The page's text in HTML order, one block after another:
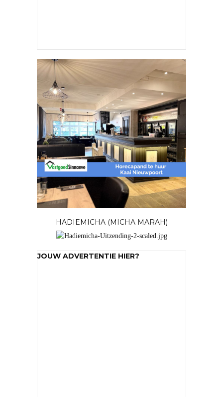
HADIEMICHA (MICHA MARAH)
JOUW ADVERTENTIE HIER?